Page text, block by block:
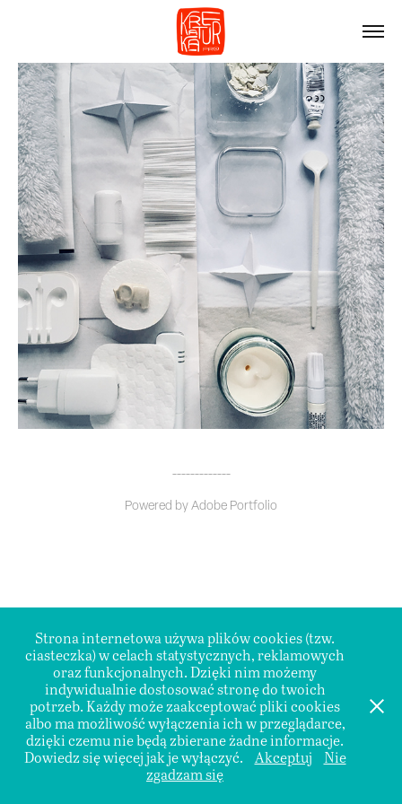
Powered byAdobe Portfolio
Strona internetowa używa plików cookies (tzw.
ciasteczka) w celach statystycznych, reklamowych
oraz funkcjonalnych. Dzięki nim możemy
indywidualnie dostosować stronę do twoich
potrzeb. Każdy może zaakceptować pliki cookies
albo ma możliwość wyłączenia ich w przeglądarce,
dzięki czemu nie będą zbierane żadne informacje.
Dowiedz się więcej jak je wyłączyć.
Akceptuj
Nie
zgadzam się